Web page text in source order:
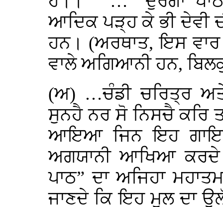
ਆਦਿਕ ਪੜ੍ਹ ਕੇ ਭੀ ਦੇਵੀ
ਹਨ। (ਅਰਥਾਤ, ਇਸ ਵਾਰ
ਵਾਲੇ ਅਗਿਆਨੀ ਹਨ,
(ਅ) …ਚੰਡੀ ਚਰਿਤ੍ਰ ਅਤੇ
ਸੁਨਹੈ ਨਰ ਸੋ ਨਿਸਚੈ ਕਰਿ
ਆਇਆ ਜਿਨ ਇਹ
ਅਗਯਾਨੀ ਆਖਿਆ ਕਰਦੇ
ਪਾਠ” ਦਾ ਅਜਿਹਾ
ਜਾਣਦੇ ਕਿ ਇਹ ਮੂਲ ਦਾ